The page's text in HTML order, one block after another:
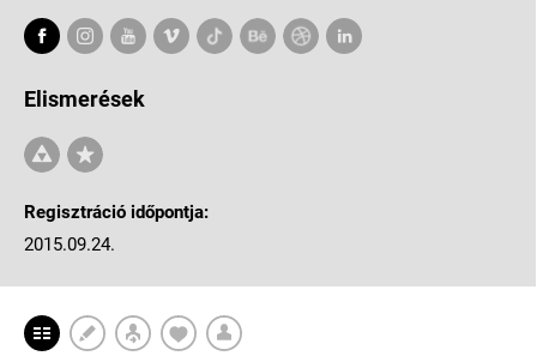
Elismerések
Regisztráció időpontja:
2015.09.24.